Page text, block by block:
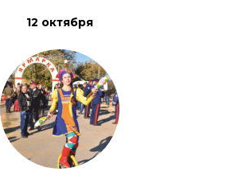
12 октября